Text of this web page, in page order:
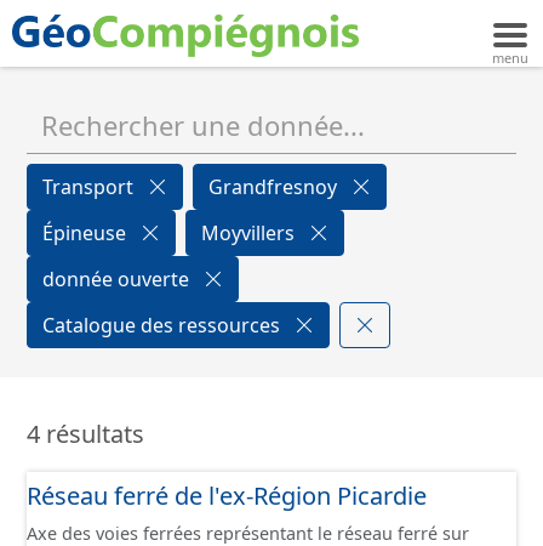
Transport
Grandfresnoy
Épineuse
Moyvillers
donnée ouverte
Catalogue des ressources
4 résultats
Réseau ferré de l'ex-Région Picardie
Axe des voies ferrées représentant le réseau ferré sur